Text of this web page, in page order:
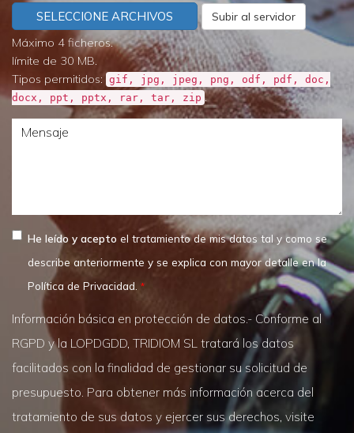
SELECCIONE ARCHIVOS
Subir al servidor
Máximo 4 ficheros.
límite de 30 MB.
Tipos permitidos: gif, jpg, jpeg, png, odf, pdf, doc,
docx, ppt, pptx, rar, tar, zip .
Mensaje
He leído y acepto el tratamiento de mis datos tal y como se
describe anteriormente y se explica con mayor detalle en la
Política de Privacidad.
Información básica en protección de datos.- Conforme al
RGPD y la LOPDGDD, TRIDIOM SL tratará los datos
facilitados con la finalidad de gestionar su solicitud de
presupuesto. Para obtener más información acerca del
tratamiento de sus datos y ejercer sus derechos, visite